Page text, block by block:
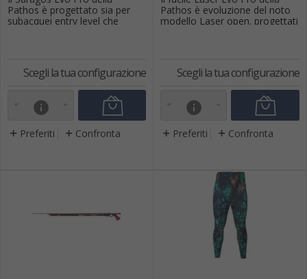
Pathos è progettato sia per
subacquei entry level che
visuale di mira.Impugnatura
sganciasagole laterale ,
meccanismo di scatto invert...
Scegli la tua configurazione
info
Preferiti Confronta
Pathos è evoluzione del noto
modello Laser open. progettati
molto manovrabile offre la
testata aperta doppio foro ,
che eleva ...
Scegli la tua configurazione
info
Preferiti Confronta